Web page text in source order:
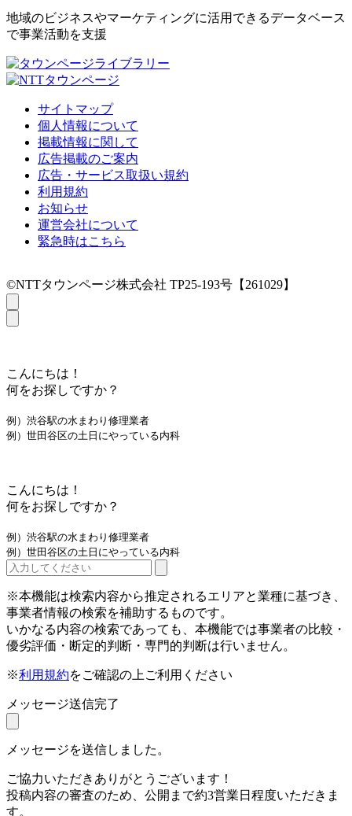
地域のビジネスやマーケティングに活用できるデータベース
で事業活動を支援
サイトマップ
個人情報について
掲載情報に関して
広告掲載のご案内
広告・サービス取扱い規約
利用規約
お知らせ
運営会社について
緊急時はこちら
©NTTタウンページ株式会社 TP25-193号【261029】
こんにちは！
何をお探しですか？
例）渋谷駅の水まわり修理業者
例）世田谷区の土日にやっている内科
こんにちは！
何をお探しですか？
例）渋谷駅の水まわり修理業者
例）世田谷区の土日にやっている内科
※本機能は検索内容から推定されるエリアと業種に基づき、
事業者情報の検索を補助するものです。
いかなる内容の検索であっても、本機能では事業者の比較・
優劣評価・断定的判断・専門的判断は行いません。
※利用規約をご確認の上ご利用ください
メッセージ送信完了
メッセージを送信しました。
ご協力いただきありがとうございます！
投稿内容の審査のため、公開まで約3営業日程度いただきま
す。